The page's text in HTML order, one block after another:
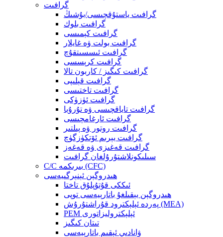
گرافىت
گرافىت ياستۇقچىسى/بۇشىڭ
گرافىت بلوك
گرافىت كېمىسى
گرافىت بولت ۋە غايلار
گرافىت ئىسسىتقۇچ
گرافىت كرېسسى
گرافىت كىگىز / كاربون تالا
گرافىت قېلىپى
گرافىت تاختىسى
گرافىت ئۈزۈكى
گرافىت تاياقچىسى ۋە تۇرۇبا
گرافىت ئارغامچىسى
گرافىت روتور ۋە پىلتىر
گرافىت يېرىم ئۆتكۈزگۈچ
گرافىت قەغىزى ۋە قەغەز
سىلىكونلاشتۇرۇلغان گرافىت
C/C بىرىكمە (CFC)
ھىدروگېن ئېنېرگىيەسى
ئىككى قۇتۇپلۇق تاختا
ھىدروگېن يېقىلغۇ باتارېيەسى توپى
پەردە ئېلېكترود قۇراشتۇرۇش (MEA)
PEM ئېلېكتروليزاتورى
تىتان كىگىز
ۋانادىي ئېقىم باتارېيەسى